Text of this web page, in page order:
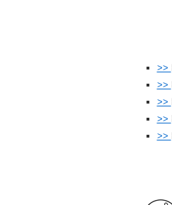
>>
>>
>>
>>
>>